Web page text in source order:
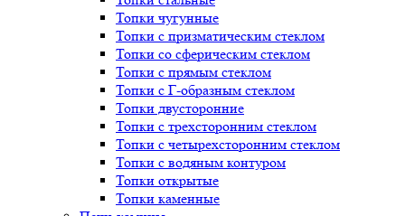
Топки чугунные
Топки с призматическим стеклом
Топки со сферическим стеклом
Топки с прямым стеклом
Топки с Г-образным стеклом
Топки двусторонние
Топки с трехсторонним стеклом
Топки с четырехсторонним стеклом
Топки с водяным контуром
Топки открытые
Топки каменные